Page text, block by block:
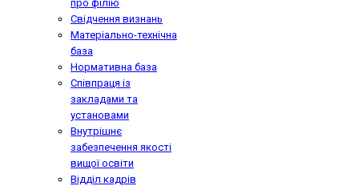
про філію
Свідчення визнань
Матеріально-технічна
база
Нормативна база
Співпраця із
закладами та
установами
Внутрішнє
забезпечення якості
вищої освіти
Відділ кадрів